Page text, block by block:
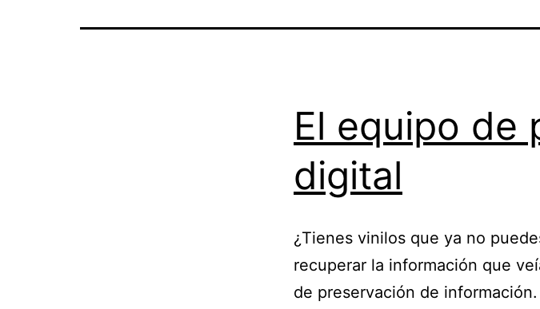
El equipo de
digital
¿Tienes vinilos que ya no
recuperar la información que
de preservación de